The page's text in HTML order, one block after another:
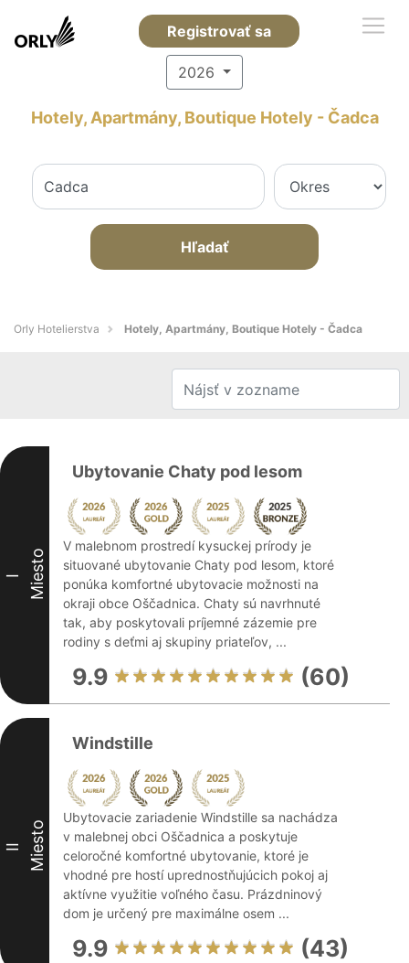
Registrovať sa
2026
Hotely, Apartmány, Boutique Hotely - Čadca
Hľadať
Orly Hotelierstva Hotely, Apartmány, Boutique Hotely - Čadca
I Miesto
Ubytovanie Chaty pod lesom
V malebnom prostredí kysuckej prírody je
situované ubytovanie Chaty pod lesom, ktoré
ponúka komfortné ubytovacie možnosti na
okraji obce Oščadnica. Chaty sú navrhnuté
tak, aby poskytovali príjemné zázemie pre
rodiny s deťmi aj skupiny priateľov, ...
9.9 (60)
II Miesto
Windstille
Ubytovacie zariadenie Windstille sa nachádza
v malebnej obci Oščadnica a poskytuje
celoročné komfortné ubytovanie, ktoré je
vhodné pre hostí uprednostňujúcich pokoj aj
aktívne využitie voľného času. Prázdninový
dom je určený pre maximálne osem ...
9.9 (43)